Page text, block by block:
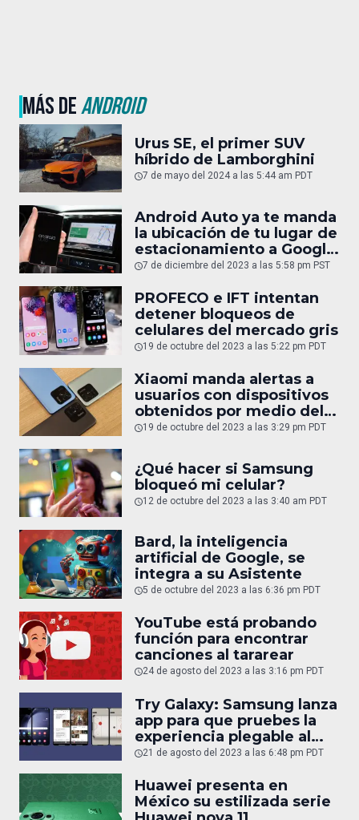
MÁS DEANDROID
Urus SE, el primer SUV
híbrido de Lamborghini
7 de mayo del 2024 a las 5:44 am PDT
Android Auto ya te manda
la ubicación de tu lugar de
estacionamiento a Google
Maps
7 de diciembre del 2023 a las 5:58 pm PST
PROFECO e IFT intentan
detener bloqueos de
celulares del mercado gris
19 de octubre del 2023 a las 5:22 pm PDT
Xiaomi manda alertas a
usuarios con dispositivos
obtenidos por medio del
mercado gris
19 de octubre del 2023 a las 3:29 pm PDT
¿Qué hacer si Samsung
bloqueó mi celular?
12 de octubre del 2023 a las 3:40 am PDT
Bard, la inteligencia
artificial de Google, se
integra a su Asistente
5 de octubre del 2023 a las 6:36 pm PDT
YouTube está probando
función para encontrar
canciones al tararear
24 de agosto del 2023 a las 3:16 pm PDT
Try Galaxy: Samsung lanza
app para que pruebes la
experiencia plegable al
juntar 2 iPhone
21 de agosto del 2023 a las 6:48 pm PDT
Huawei presenta en
México su estilizada serie